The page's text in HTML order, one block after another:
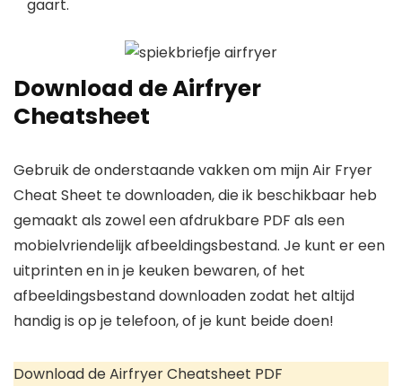
gaart.
Download de Airfryer
Cheatsheet
Gebruik de onderstaande vakken om mijn Air Fryer
Cheat Sheet te downloaden, die ik beschikbaar heb
gemaakt als zowel een afdrukbare PDF als een
mobielvriendelijk afbeeldingsbestand. Je kunt er een
uitprinten en in je keuken bewaren, of het
afbeeldingsbestand downloaden zodat het altijd
handig is op je telefoon, of je kunt beide doen!
Download de Airfryer Cheatsheet PDF